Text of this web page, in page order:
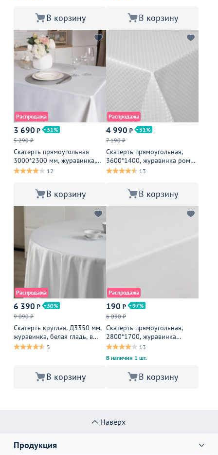
В корзину В корзину
Распродажа
3 690 ₽
31
5 290 ₽
Скатерть прямоугольная
3000*2300 мм, журавинка,
белая гладь, в пол, со
12
В корзину
Распродажа
4 990 ₽
31
7 190 ₽
Скатерть прямоугольная,
3600*1400, журавинка ромб
белый, 1 шов
13
В корзину
Распродажа
6 390 ₽
30
9 090 ₽
Скатерть круглая, Д3350 мм,
журавинка, белая гладь, в
пол, 1 шов 5
В корзину
Распродажа
190 ₽
97
6 090 ₽
Скатерть прямоугольная,
2800*1700, журавинка
1346/010101, гладь белая,
без шва
13
В наличии 1 шт.
В корзину
Наверх
Продукция